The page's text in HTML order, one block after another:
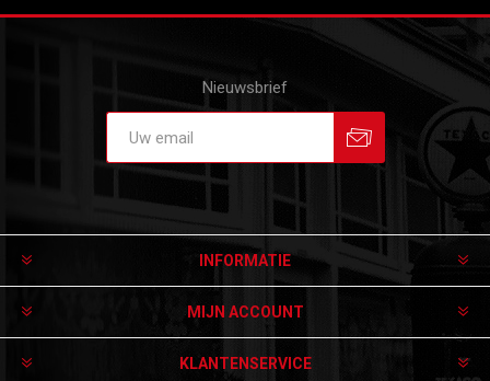
Nieuwsbrief
INFORMATIE
MIJN ACCOUNT
KLANTENSERVICE